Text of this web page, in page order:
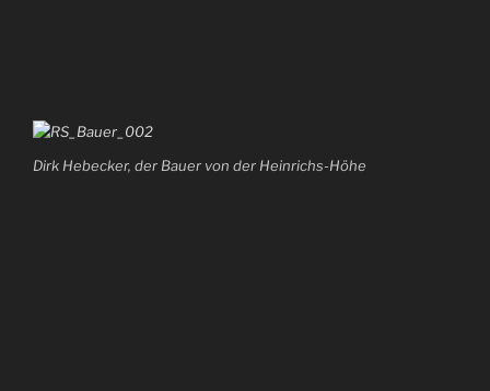
Dirk Hebecker, der Bauer von der Heinrichs-Höhe